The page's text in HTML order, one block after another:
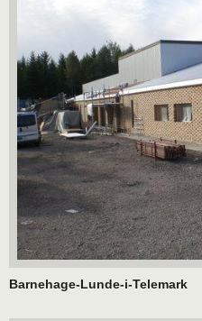
Barnehage-Lunde-i-Telemark